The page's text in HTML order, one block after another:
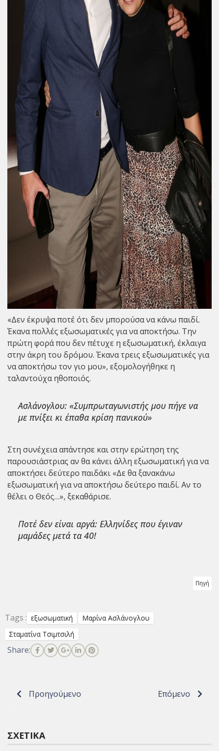
«Δεν έκρυψα ποτέ ότι δεν μπορούσα να κάνω παιδί.
Έκανα πολλές εξωσωματικές για να αποκτήσω. Την
πρώτη φορά που δεν πέτυχε η εξωσωματική, έκλαιγα
στην άκρη του δρόμου. Έκανα τρεις εξωσωματικές για
να αποκτήσω τον γιο μου», εξομολογήθηκε η
ταλαντούχα ηθοποιός.
Ασλάνογλου: «Συμπρωταγωνιστής μου πήγε να
με πνίξει κι έπαθα κρίση πανικού»
Στη συνέχεια απάντησε και στην ερώτηση της
παρουσιάστριας αν θα κάνει άλλη εξωσωματική για να
αποκτήσει δεύτερο παιδάκι «Δε θα ξανακάνω
εξωσωματική για να αποκτήσω δεύτερο παιδί. Αν το
θέλει ο Θεός…», ξεκαθάρισε.
Ποτέ δεν είναι αργά: Ελληνίδες που έγιναν
μαμάδες μετά τα 40!
Πηγή
Tags : εξωσωματική
Μαρίνα Ασλάνογλου
Σταματίνα Τσιμτσιλή
Share:
Προηγούμενο Επόμενο
ΣΧΕΤΙΚΆ